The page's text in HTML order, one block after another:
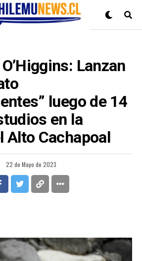
Lanzan
luego de 14
en la
Alto Cachapoal
22 de Mayo de 2023